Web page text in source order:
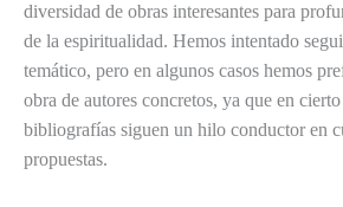
diversidad de obras interesantes para
de la espiritualidad. Hemos intentado
temático, pero en algunos casos hemos
obra de autores concretos, ya que en
bibliografías siguen un hilo conductor en
propuestas.